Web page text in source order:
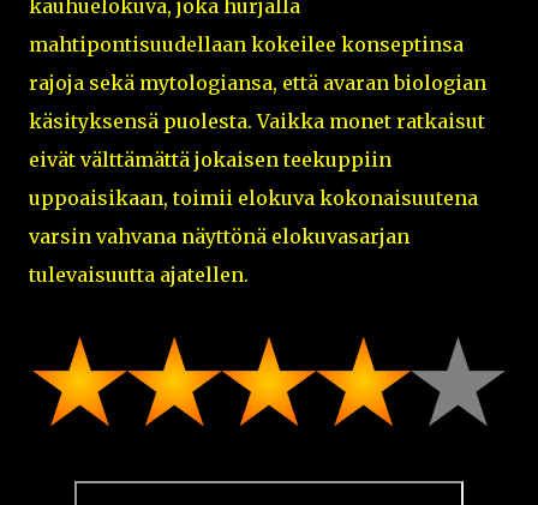
kauhuelokuva, joka hurjalla
mahtipontisuudellaan kokeilee konseptinsa
rajoja sekä mytologiansa, että avaran biologian
käsityksensä puolesta. Vaikka monet ratkaisut
eivät välttämättä jokaisen teekuppiin
uppoaisikaan, toimii elokuva kokonaisuutena
varsin vahvana näyttönä elokuvasarjan
tulevaisuutta ajatellen.